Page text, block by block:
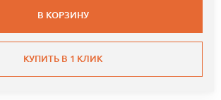
В КОРЗИНУ
КУПИТЬ В 1 КЛИК